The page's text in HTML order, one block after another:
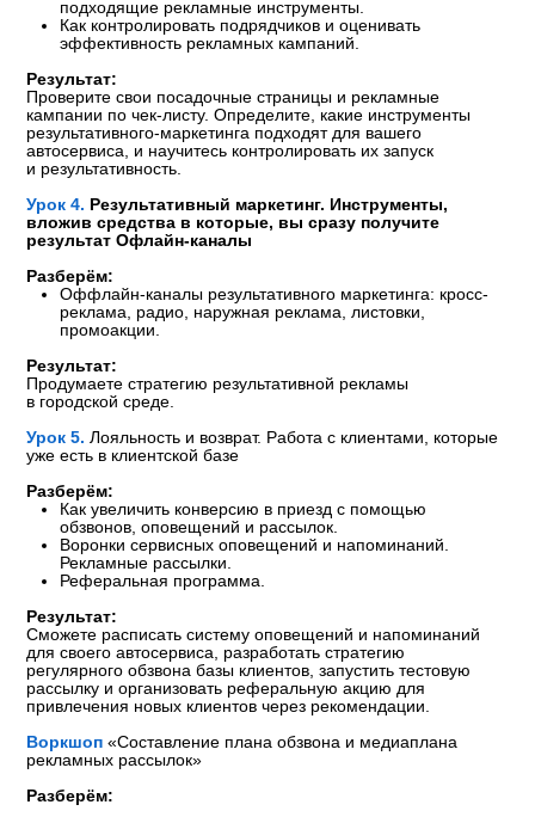
ЧТО ВЫ ПОЛУЧИТЕ НА
КУРСЕ
3 ЛИСТЫ
2
4
ГОТОВАЯ СТРАТЕГИЯ
ПРОДВИЖЕНИЯ
1
Дадим инструменты проверенные опытом сети FIT
Вы опрелите цели и стратегии роста автосервиса
Поймёте, когда выгоднее нанять маркетолога,
а когда — подрядчиков
Сразу примените полученные знания в своём
автосервисе
Освоите маркетинговую воронку для роста записей
и удержания клиентов
Разбор каждого этапа маркетинга — от анализа
конкурентов до возврата клиентов в автосервис
Выберете лучшие рекламные каналы
Создадите сильное предложение для клиентов
и выстроите системный маркетинг